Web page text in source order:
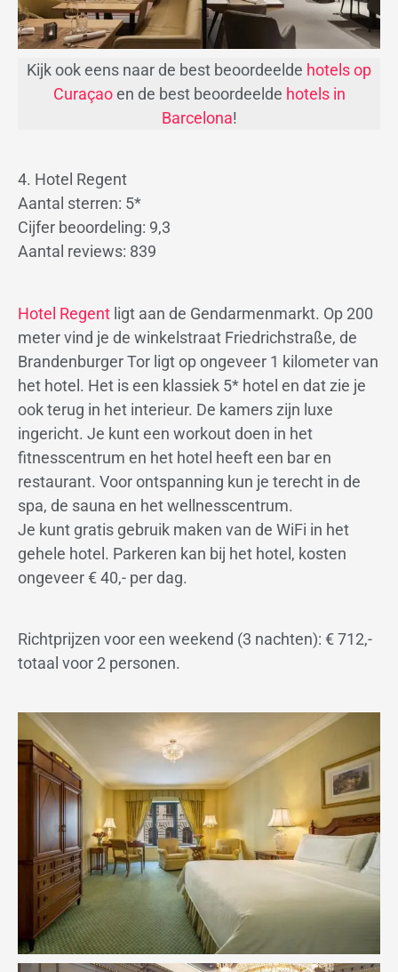
Kijk ook eens naar de best beoordeelde hotels op
Curaçaoen de best beoordeelde hotels in
Barcelona!
4. Hotel Regent
Aantal sterren: 5*
Cijfer beoordeling: 9,3
Aantal reviews: 839
Hotel Regent ligt aan de Gendarmenmarkt. Op 200
meter vind je de winkelstraat Friedrichstraße, de
Brandenburger Tor ligt op ongeveer 1 kilometer van
het hotel. Het is een klassiek 5* hotel en dat zie je
ook terug in het interieur. De kamers zijn luxe
ingericht. Je kunt een workout doen in het
fitnesscentrum en het hotel heeft een bar en
restaurant. Voor ontspanning kun je terecht in de
spa, de sauna en het wellnesscentrum.
Je kunt gratis gebruik maken van de WiFi in het
gehele hotel. Parkeren kan bij het hotel, kosten
ongeveer € 40,- per dag.
Richtprijzen voor een weekend (3 nachten): € 712,-
totaal voor 2 personen.